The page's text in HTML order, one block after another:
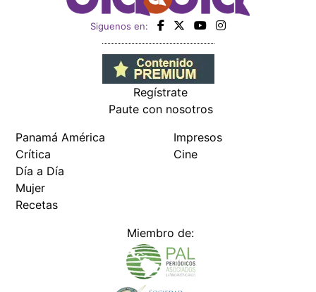
Siguenos en:
Regístrate
Paute con nosotros
Panamá América
Crítica
Día a Día
Mujer
Recetas
Impresos
Cine
Miembro de: